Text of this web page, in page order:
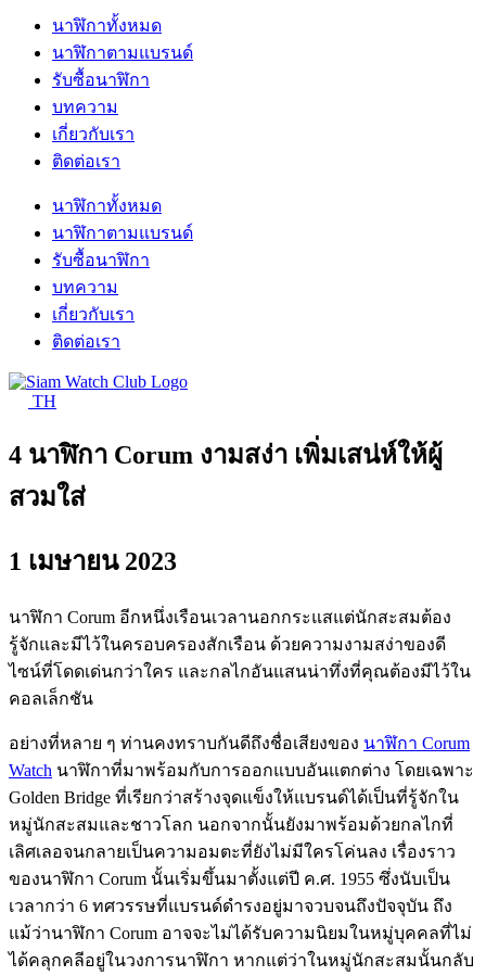
นาฬิกาทั้งหมด
นาฬิกาตามแบรนด์
รับซื้อนาฬิกา
บทความ
เกี่ยวกับเรา
ติดต่อเรา
นาฬิกาทั้งหมด
นาฬิกาตามแบรนด์
รับซื้อนาฬิกา
บทความ
เกี่ยวกับเรา
ติดต่อเรา
TH
4 นาฬิกา Corum งามสง่า เพิ่มเสน่ห์ให้ผู้
สวมใส่
1 เมษายน 2023
นาฬิกา Corum อีกหนึ่งเรือนเวลานอกกระแสแต่นักสะสมต้อง
รู้จักและมีไว้ในครอบครองสักเรือน ด้วยความงามสง่าของดี
ไซน์ที่โดดเด่นกว่าใคร และกลไกอันแสนน่าทึ่งที่คุณต้องมีไว้ใน
คอลเล็กชัน
อย่างที่หลาย ๆ ท่านคงทราบกันดีถึงชื่อเสียงของ นาฬิกา Corum
Watch นาฬิกาที่มาพร้อมกับการออกแบบอันแตกต่าง โดยเฉพาะ
Golden Bridge ที่เรียกว่าสร้างจุดแข็งให้แบรนด์ได้เป็นที่รู้จักใน
หมู่นักสะสมและชาวโลก นอกจากนั้นยังมาพร้อมด้วยกลไกที่
เลิศเลอจนกลายเป็นความอมตะที่ยังไม่มีใครโค่นลง เรื่องราว
ของนาฬิกา Corum นั้นเริ่มขึ้นมาตั้งแต่ปี ค.ศ. 1955 ซึ่งนับเป็น
เวลากว่า 6 ทศวรรษที่แบรนด์ดำรงอยู่มาจวบจนถึงปัจจุบัน ถึง
แม้ว่านาฬิกา Corum อาจจะไม่ได้รับความนิยมในหมู่บุคคลที่ไม่
ได้คลุกคลีอยู่ในวงการนาฬิกา หากแต่ว่าในหมู่นักสะสมนั้นกลับ